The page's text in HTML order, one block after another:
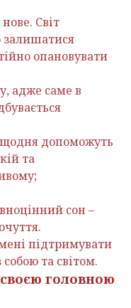
Світ
залишатися
опановувати
адже саме в
щодня допоможуть
та
сон –
підтримувати
та світом.
головною